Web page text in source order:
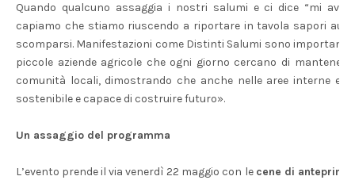
Quando qualcuno assaggia i nostri salumi e ci dice “mi
capiamo che stiamo riuscendo a riportare in tavola sapori
scomparsi. Manifestazioni come Distinti Salumi sono importanti
piccole aziende agricole che ogni giorno cercano di
comunità locali, dimostrando che anche nelle aree interne
sostenibile e capace di costruire futuro».
Un assaggio del programma
L’evento prende il via venerdì 22 maggio con le cene di anteprima